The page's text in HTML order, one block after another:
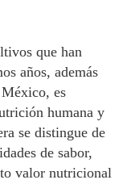
que han
años, además
es
humana y
se distingue de
de sabor,
valor nutricional